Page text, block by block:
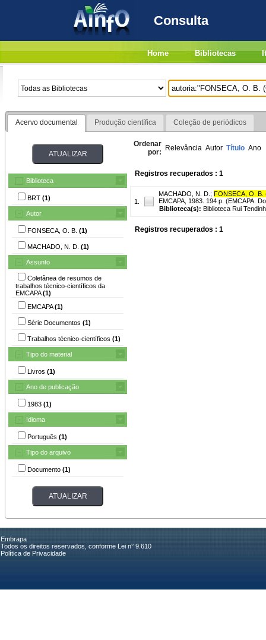
Consulta
Home Bibliotecas
Acervo documental Produção científica Coleção de periódicos
Biblioteca
BRT (1)
Autor
FONSECA, O. B. (1)
MACHADO, N. D. (1)
Assunto
Coletânea de resumos de
trabalhos técnico-científicos da
EMCAPA(1)
EMCAPA(1)
Série Documentos (1)
Trabalhos técnico-científicos (1)
Tipo do material
Livros (1)
Ano de publicação
1983 (1)
Idioma
Português (1)
Tipo do arquivo
Documento (1)
Ordenar
por: Relevância Autor Título Ano
Registros recuperados : 1
1.
MACHADO, N. D. ; FONSECA, O. B.
EMCAPA, 1983. 194 p. (EMCAPA.
Biblioteca(s): Biblioteca Rui
Registros recuperados : 1
Embrapa
Todos os direitos reservados, conforme Lei n° 9.610
Política de Privacidade